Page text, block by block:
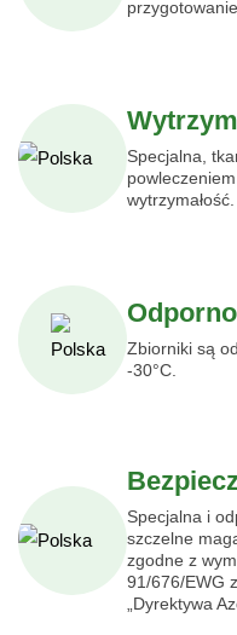
Specjalna,
wytrzymałość.
Zbiorniki są
-30°C.
Specjalna i
szczelne
zgodne z
91/676/EWG
„Dyrektywa